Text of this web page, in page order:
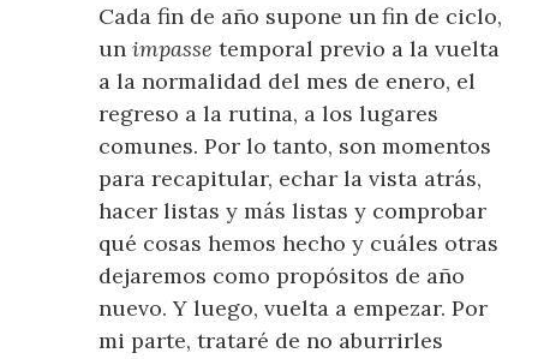
Cada fin de año supone un fin de ciclo,
unimpassetemporal previo a la vuelta
a la normalidad del mes de enero, el
regreso a la rutina, a los lugares
comunes. Por lo tanto, son momentos
para recapitular, echar la vista atrás,
hacer listas y más listas y comprobar
qué cosas hemos hecho y cuáles otras
dejaremos como propósitos de año
nuevo. Y luego, vuelta a empezar. Por
mi parte, trataré de no aburrirles